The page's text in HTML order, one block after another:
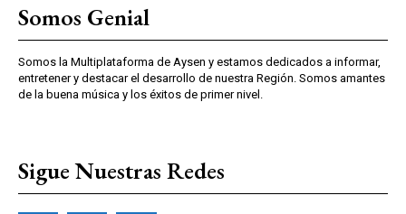
Somos Genial
Somos la Multiplataforma de Aysen y estamos dedicados a informar,
entretener y destacar el desarrollo de nuestra Región. Somos amantes
de la buena música y los éxitos de primer nivel.
Sigue Nuestras Redes